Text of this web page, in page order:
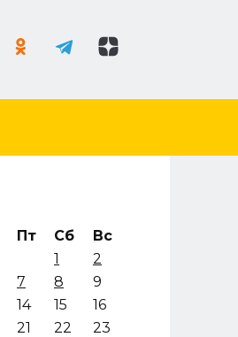
Пт Сб
Вс
1
2
7 8
9
14 15
16
21 22
23